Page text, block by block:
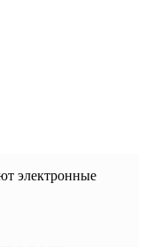
электронные